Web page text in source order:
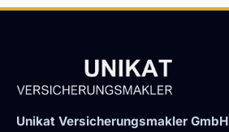
Unikat Versicherungsmakler GmbH